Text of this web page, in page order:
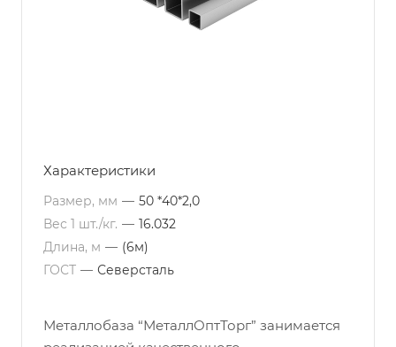
Характеристики
Размер, мм — 50 *40*2,0
Вес 1 шт./кг. — 16.032
Длина, м — (6м)
ГОСТ — Северсталь
Металлобаза “МеталлОптТорг” занимается